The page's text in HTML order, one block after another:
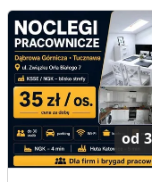
od